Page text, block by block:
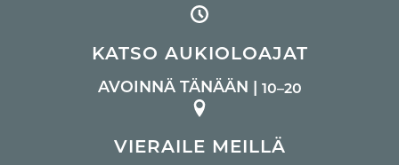
KATSO AUKIOLOAJAT
AVOINNÄ TÄNÄÄN | 10–20
VIERAILE MEILLÄ